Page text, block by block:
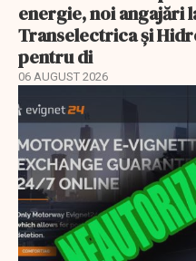
energie, noi angajări
Transelectrica și
pentru di
06 AUGUST 2026